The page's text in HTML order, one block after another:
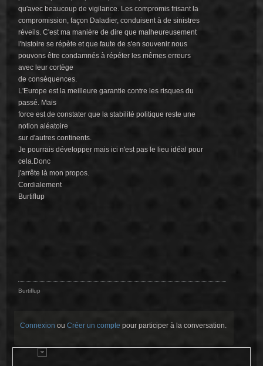
qu'avec beaucoup de vigilance. Les compromis frisant la
compromission, façon Daladier, conduisent à de sinistres
réveils. C'est ma manière de dire que malheureusement
l'histoire se répète et que faute de s'en souvenir nous
pouvons être condamnés à répéter les mêmes erreurs
avec leur cortège
de conséquences.
L'Europe est la meilleure garantie contre les risques du
passé. Mais
force est de constater que la stabilité politique reste une
notion aléatoire
sur d'autres continents.
Je pourrais développer mais ici n'est pas le lieu idéal pour
cela.Donc
j'arrête là mon propos.
Cordialement
Burtiflup
Burtiflup
Connexion ouCréer un compte pour participer à la conversation.